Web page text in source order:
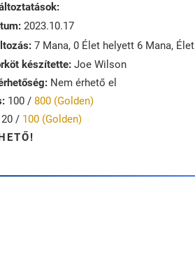
2023.10.17
7 Mana, 0 Élet helyett 6 Mana, Élet
készítette: Joe Wilson
Nem érhető el
100 / 800 (Golden)
20 / 100 (Golden)